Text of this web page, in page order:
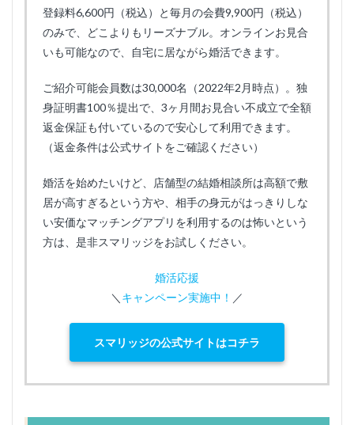
登録料6,600円（税込）と毎月の会費9,900円（税込）
のみで、どこよりもリーズナブル。オンラインお見合
いも可能なので、自宅に居ながら婚活できます。
ご紹介可能会員数は30,000名（2022年2月時点）。独
身証明書100％提出で、3ヶ月間お見合い不成立で全額
返金保証も付いているので安心して利用できます。
（返金条件は公式サイトをご確認ください）
婚活を始めたいけど、店舗型の結婚相談所は高額で敷
居が高すぎるという方や、相手の身元がはっきりしな
い安価なマッチングアプリを利用するのは怖いという
方は、是非スマリッジをお試しください。
婚活応援
＼ キャンペーン実施中！ ／
スマリッジの公式サイトはコチラ